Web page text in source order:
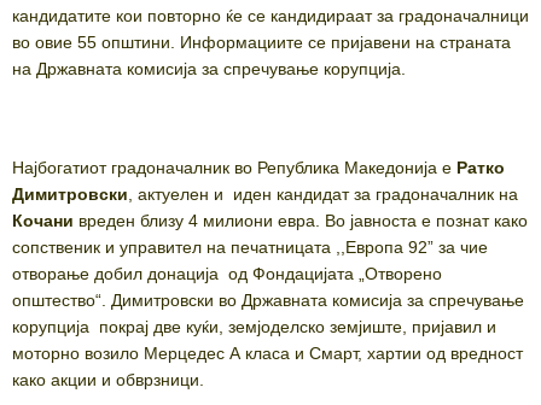
кандидатите кои повторно ќе се кандидираат за градоначалници
во овие 55 општини. Информациите се пријавени на страната
на Државната комисија за спречување корупција.
Најбогатиот градоначалник во Република Македонија е Ратко
Димитровски , актуелен и иден кандидат за градоначалник на
Кочани вреден близу 4 милиони евра. Во јавноста е познат како
сопственик и управител на печатницата ,,Европа 92” за чие
отворање добил донација од Фондацијата „Отворено
општество“. Димитровски во Државната комисија за спречување
корупција покрај две куќи, земјоделско земјиште, пријавил и
моторно возило Мерцедес А класа и Смарт, хартии од вредност
како акции и обврзници.